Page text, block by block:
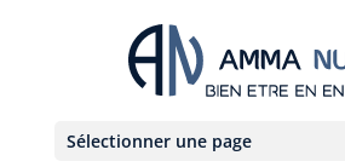
Sélectionner une page